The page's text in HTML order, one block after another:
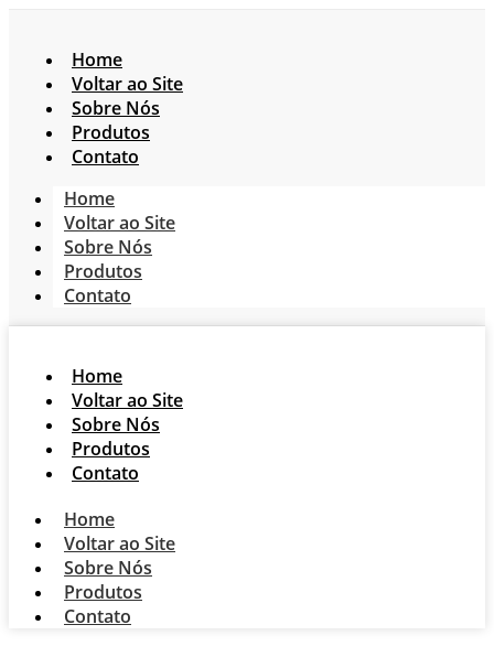
Home
Voltar ao Site
Sobre Nós
Produtos
Contato
Home
Voltar ao Site
Sobre Nós
Produtos
Contato
Home
Voltar ao Site
Sobre Nós
Produtos
Contato
Home
Voltar ao Site
Sobre Nós
Produtos
Contato